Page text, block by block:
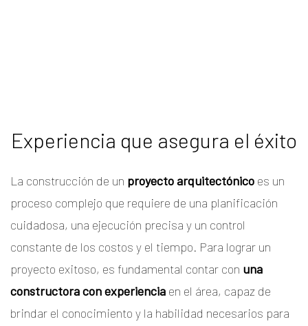
Experiencia que asegura el éxito
La construcción de un proyecto arquitectónico es un
proceso complejo que requiere de una planificación
cuidadosa, una ejecución precisa y un control
constante de los costos y el tiempo. Para lograr un
proyecto exitoso, es fundamental contar con una
constructora con experiencia en el área, capaz de
brindar el conocimiento y la habilidad necesarios para